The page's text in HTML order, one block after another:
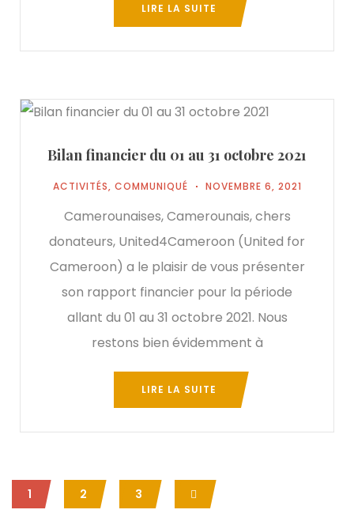
LIRE LA SUITE
Bilan financier du 01 au 31 octobre 2021
ACTIVITÉS, COMMUNIQUÉ NOVEMBRE 6, 2021
Camerounaises, Camerounais, chers
donateurs, United4Cameroon (United for
Cameroon) a le plaisir de vous présenter
son rapport financier pour la période
allant du 01 au 31 octobre 2021. Nous
restons bien évidemment à
LIRE LA SUITE
1 2 3